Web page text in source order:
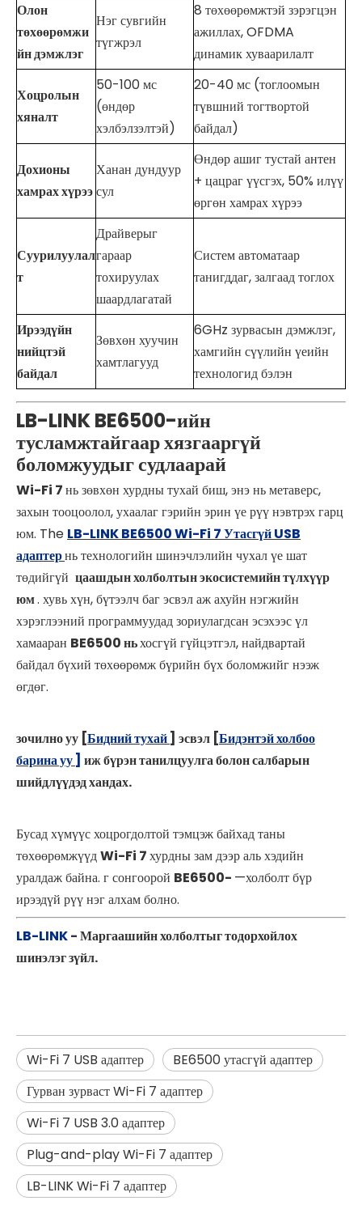
Олон
төхөөрөмжи
йн дэмжлэг
Нэг сувгийн
түгжрэл
8 төхөөрөмжтэй зэрэгцэн
ажиллах, OFDMA
динамик хуваарилалт
Хоцролын
хяналт
50-100 мс
(өндөр
хэлбэлзэлтэй)
20-40 мс (тоглоомын
түвшний тогтвортой
байдал)
Дохионы
хамрах хүрээ
Ханан дундуур
сул
Өндөр ашиг тустай антен
+ цацраг үүсгэх, 50% илүү
өргөн хамрах хүрээ
Суурилуулал
т
Драйверыг
гараар
тохируулах
шаардлагатай
Систем автоматаар
танигддаг, залгаад тоглох
Ирээдүйн
нийцтэй
байдал
Зөвхөн хуучин
хамтлагууд
6GHz зурвасын дэмжлэг,
хамгийн сүүлийн үеийн
технологид бэлэн
LB-LINK BE6500-ийн
тусламжтайгаар хязгааргүй
боломжуудыг судлаарай
Wi-Fi 7нь зөвхөн хурдны тухай биш, энэ нь метаверс,
захын тооцоолол, ухаалаг гэрийн эрин үе рүү нэвтрэх гарц
юм. The LB-LINK BE6500 Wi-Fi 7 Утасгүй USB
адаптернь технологийн шинэчлэлийн чухал үе шат
төдийгүй цаашдын холболтын экосистемийн түлхүүр
юм. хувь хүн, бүтээлч баг эсвэл аж ахуйн нэгжийн
хэрэглээний программуудад зориулагдсан эсэхээс үл
хамааран BE6500 ньхосгүй гүйцэтгэл, найдвартай
байдал бүхий төхөөрөмж бүрийн бүх боломжийг нээж
өгдөг.
зочилно уу [Бидний тухай] эсвэл [Бидэнтэй холбоо
барина уу] иж бүрэн танилцуулга болон салбарын
шийдлүүдэд хандах.
Бусад хүмүүс хоцрогдолтой тэмцэж байхад таны
төхөөрөмжүүдWi-Fi 7хурдны зам дээр аль хэдийн
уралдаж байна. г сонгоорой BE6500- —холболт бүр
ирээдүй рүү нэг алхам болно.
LB-LINK- Маргаашийн холболтыг тодорхойлох
шинэлэг зүйл.
Wi-Fi 7 USB адаптер
BE6500 утасгүй адаптер
Гурван зурваст Wi-Fi 7 адаптер
Wi-Fi 7 USB 3.0 адаптер
Plug-and-play Wi-Fi 7 адаптер
LB-LINK Wi-Fi 7 адаптер